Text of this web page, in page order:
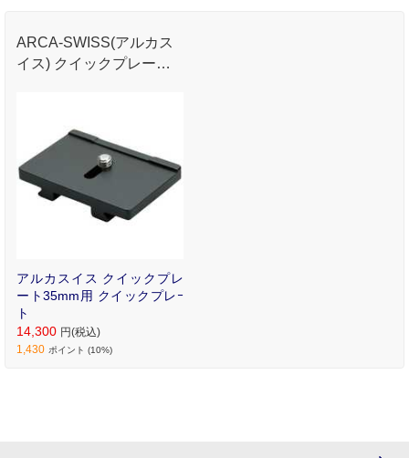
ARCA-SWISS(アルカス
イス) クイックプレート
アルカスイス クイックプレ
ート35mm用 クイックプレｰ
ト
14,300 円(税込)
1,430 ポイント (10%)